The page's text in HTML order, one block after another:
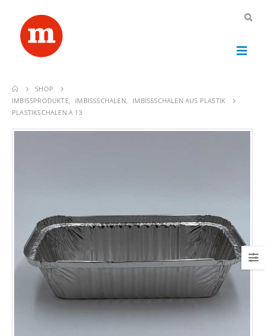
SHOP
IMBISSPRODUKTE, IMBISSSCHALEN,
IMBISSSCHALEN AUS PLASTIK
PLASTIKSCHALEN A 13